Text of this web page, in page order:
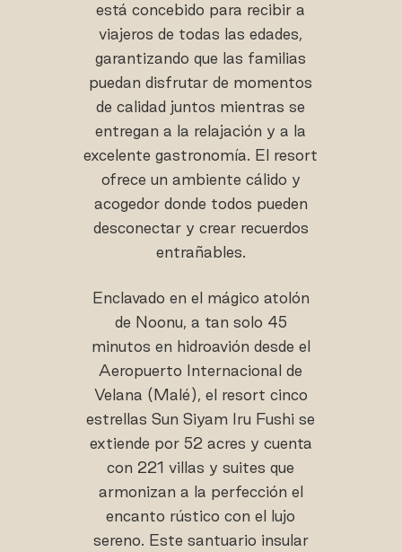
está concebido para recibir a
viajeros de todas las edades,
garantizando que las familias
puedan disfrutar de momentos
de calidad juntos mientras se
entregan a la relajación y a la
excelente gastronomía. El resort
ofrece un ambiente cálido y
acogedor donde todos pueden
desconectar y crear recuerdos
entrañables.
Enclavado en el mágico atolón
de Noonu, a tan solo 45
minutos en hidroavión desde el
Aeropuerto Internacional de
Velana (Malé), el resort cinco
estrellas Sun Siyam Iru Fushi se
extiende por 52 acres y cuenta
con 221 villas y suites que
armonizan a la perfección el
encanto rústico con el lujo
sereno. Este santuario insular